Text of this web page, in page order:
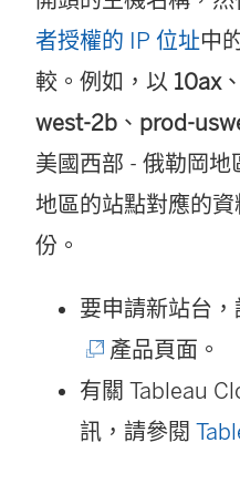
者授權的 IP 位址中
較。例如，以 10ax、
west-2b 、 prod-
美國西部 - 俄勒岡地
地區的站點對應的
份。
要申請新站台，
產品頁面。
有關 Tableau
訊，請參閱